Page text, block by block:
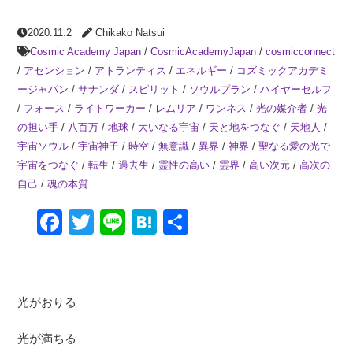
2020.11.2
Chikako Natsui
Cosmic Academy Japan /CosmicAcademyJapan /cosmicconnect
/ アセンション / アトランティス / エネルギー / コズミックアカデミ
ージャパン /サナンダ / スピリット / ソウルプラン /ハイヤーセルフ
/ フォース / ライトワーカー / レムリア / ワンネス /光の媒介者 /光
の担い手 / 八百万 /地球 / 大いなる宇宙 / 天と地をつなぐ / 天地人 /
宇宙ソウル /宇宙神子 /時空 /無意識 /異界 /神界 /聖なる愛の光で
宇宙をつなぐ /転生 /過去生 / 霊性の高い / 霊界 /高い次元 /高次の
自己 /魂の本質
Facebook
Twitter
LineHatena
共
光がおりる
光が満ちる